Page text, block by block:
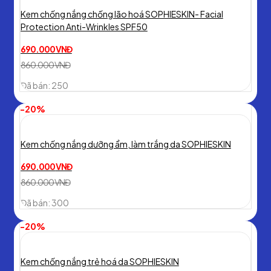
Kem chống nắng chống lão hoá SOPHIESKIN- Facial
Protection Anti-Wrinkles SPF50
860.000VNĐ
price
was:
860.000 VNĐ.
690.000VNĐ
price
is:
690.000 VNĐ.
Đã bán: 250
-20%
Kem chống nắng dưỡng ẩm, làm trắng da SOPHIESKIN
860.000VNĐ
price
was:
860.000 VNĐ.
690.000VNĐ
price
is:
690.000 VNĐ.
Đã bán: 300
-20%
Kem chống nắng trẻ hoá da SOPHIESKIN